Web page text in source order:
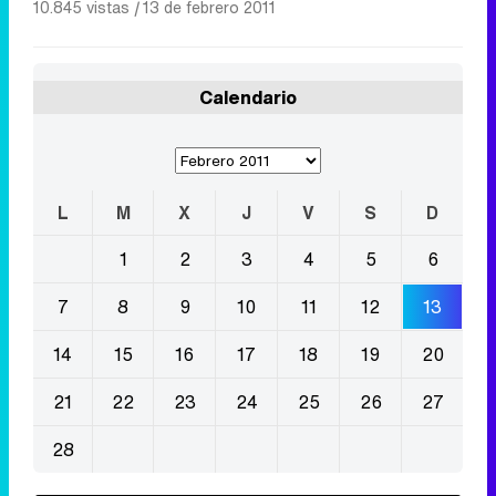
10.845 vistas |13 de febrero 2011
Calendario
L M X J V S
D
1
2 3 4 5
6
7
8 9 10 11 12
13
14
15 16 17 18 19
20
21
22 23 24 25 26
27
28